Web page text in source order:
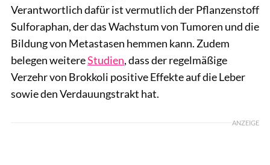
Verantwortlich dafür ist vermutlich der Pflanzenstoff
Sulforaphan, der das Wachstum von Tumoren und die
Bildung von Metastasen hemmen kann. Zudem
belegen weitereStudien, dass der regelmäßige
Verzehr von Brokkoli positive Effekte auf die Leber
sowie den Verdauungstrakt hat.
ANZEIGE